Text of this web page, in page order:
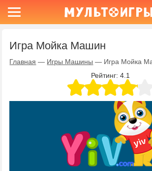
Игра Мойка Машин
Главная — Игры Машины — Игра Мойка
Рейтинг: 4.1